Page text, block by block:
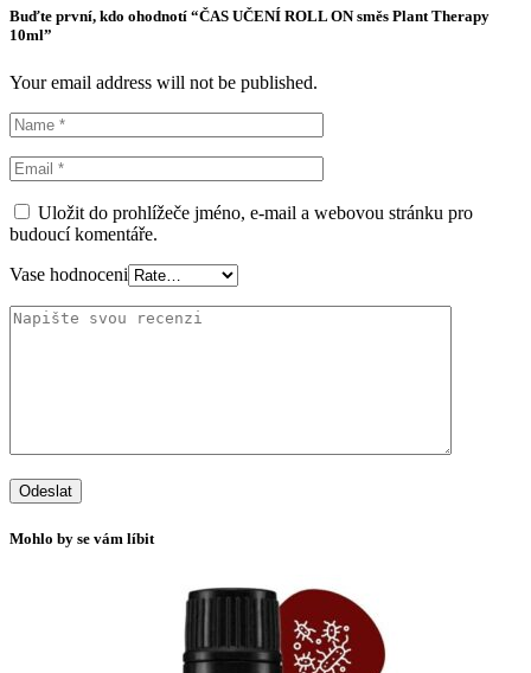
Buďte první, kdo ohodnotí “ČAS UČENÍ ROLL ON směs Plant Therapy
10ml”
Your email address will not be published.
Uložit do prohlížeče jméno, e-mail a webovou stránku pro
budoucí komentáře.
Vase hodnoceni
Mohlo by se vám líbit